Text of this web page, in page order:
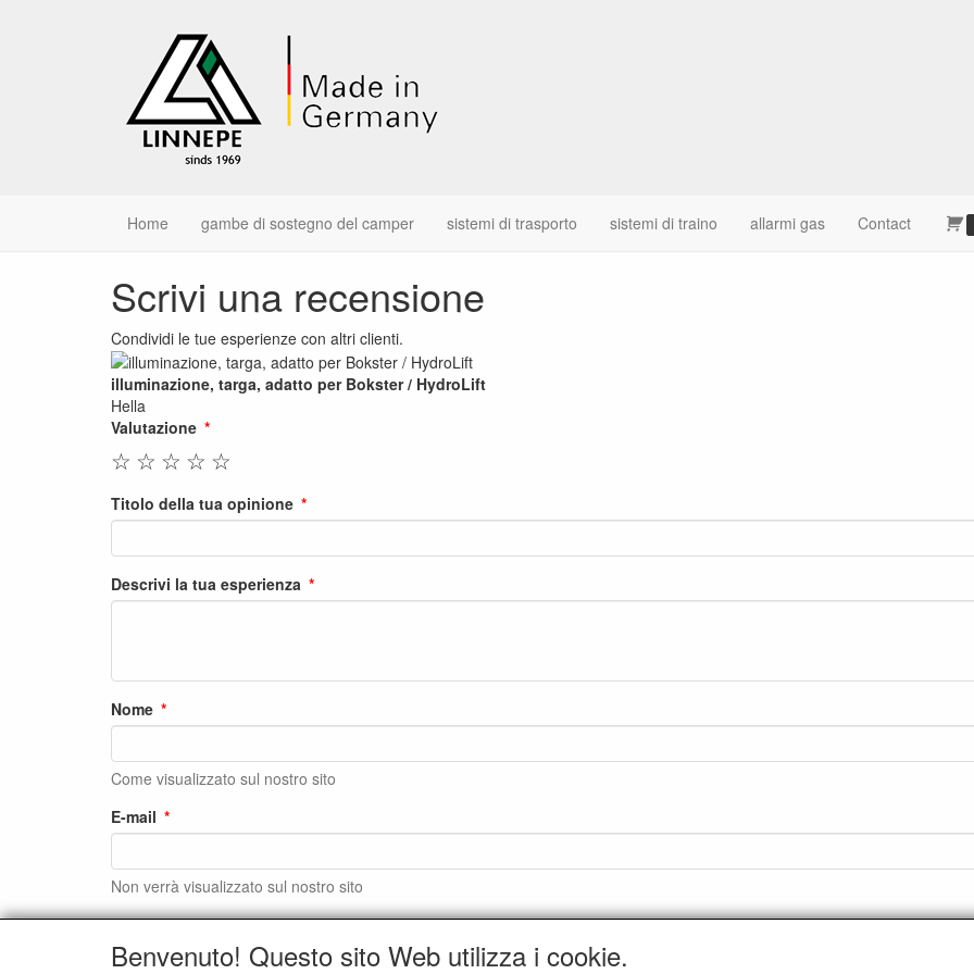
Home gambe di sostegno del camper sistemi di trasporto sistemi di traino allarmi gas Contact
Scrivi una recensione
Condividi le tue esperienze con altri clienti.
illuminazione, targa, adatto per Bokster / HydroLift
Hella
Valutazione
☆
☆
☆
☆
☆
Titolo della tua opinione
Descrivi la tua esperienza
Nome
Come visualizzato sul nostro sito
E-mail
Non verrà visualizzato sul nostro sito
Benvenuto! Questo sito Web utilizza i cookie.